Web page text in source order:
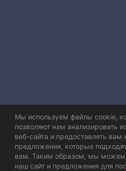
Мы используем файлы cookie,
позволяют нам анализировать
веб-сайта и предоставлять вам
предложения, которые
вам. Таким образом, мы можем
наш сайт и предложения для